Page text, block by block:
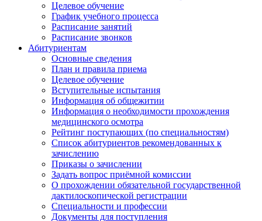
Целевое обучение
График учебного процесса
Расписание занятий
Расписание звонков
Абитуриентам
Основные сведения
План и правила приема
Целевое обучение
Вступительные испытания
Информация об общежитии
Информация о необходимости прохождения
медицинского осмотра
Рейтинг поступающих (по специальностям)
Список абитуриентов рекомендованных к
зачислению
Приказы о зачислении
Задать вопрос приёмной комиссии
О прохождении обязательной государственной
дактилоскопической регистрации
Специальности и профессии
Документы для поступления